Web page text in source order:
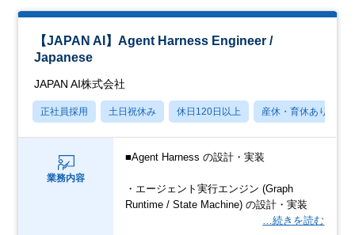
【JAPAN AI】Agent Harness Engineer /
Japanese
JAPAN AI株式会社
正社員採用 土日祝休み 休日120日以上 産休・育休あり
業務内容
■Agent Harness の設計・実装
・エージェント実行エンジン (Graph
Runtime / State Machine) の設計・実装
…続きを読む